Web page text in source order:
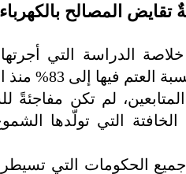
تقايض المصالح
83% منذ العام 2011.
لم تكن مفاجئةً
التي تولّدها
الحكومات التي تسيطر